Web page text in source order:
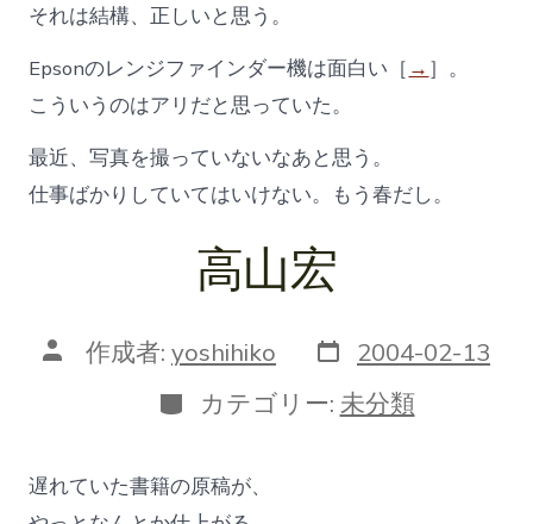
それは結構、正しいと思う。
Epsonのレンジファインダー機は面白い［ → ］。
こういうのはアリだと思っていた。
最近、写真を撮っていないなあと思う。
仕事ばかりしていてはいけない。もう春だし。
高山宏
投 作成者: yoshihiko 投
稿
日
2004-02-13
カ
テ
リ
ー
カテゴリー: 未分類
遅れていた書籍の原稿が、